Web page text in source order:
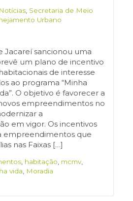
Notícias Secretaria de Meio
Urbano
Jacareí sancionou uma
um plano de incentivo
de interesse
ao programa “Minha
O objetivo é favorecer a
empreendimentos no
a
em vigor. Os incentivos
empreendimentos que
nas Faixas […]
habitação mcmv
vida
Moradia